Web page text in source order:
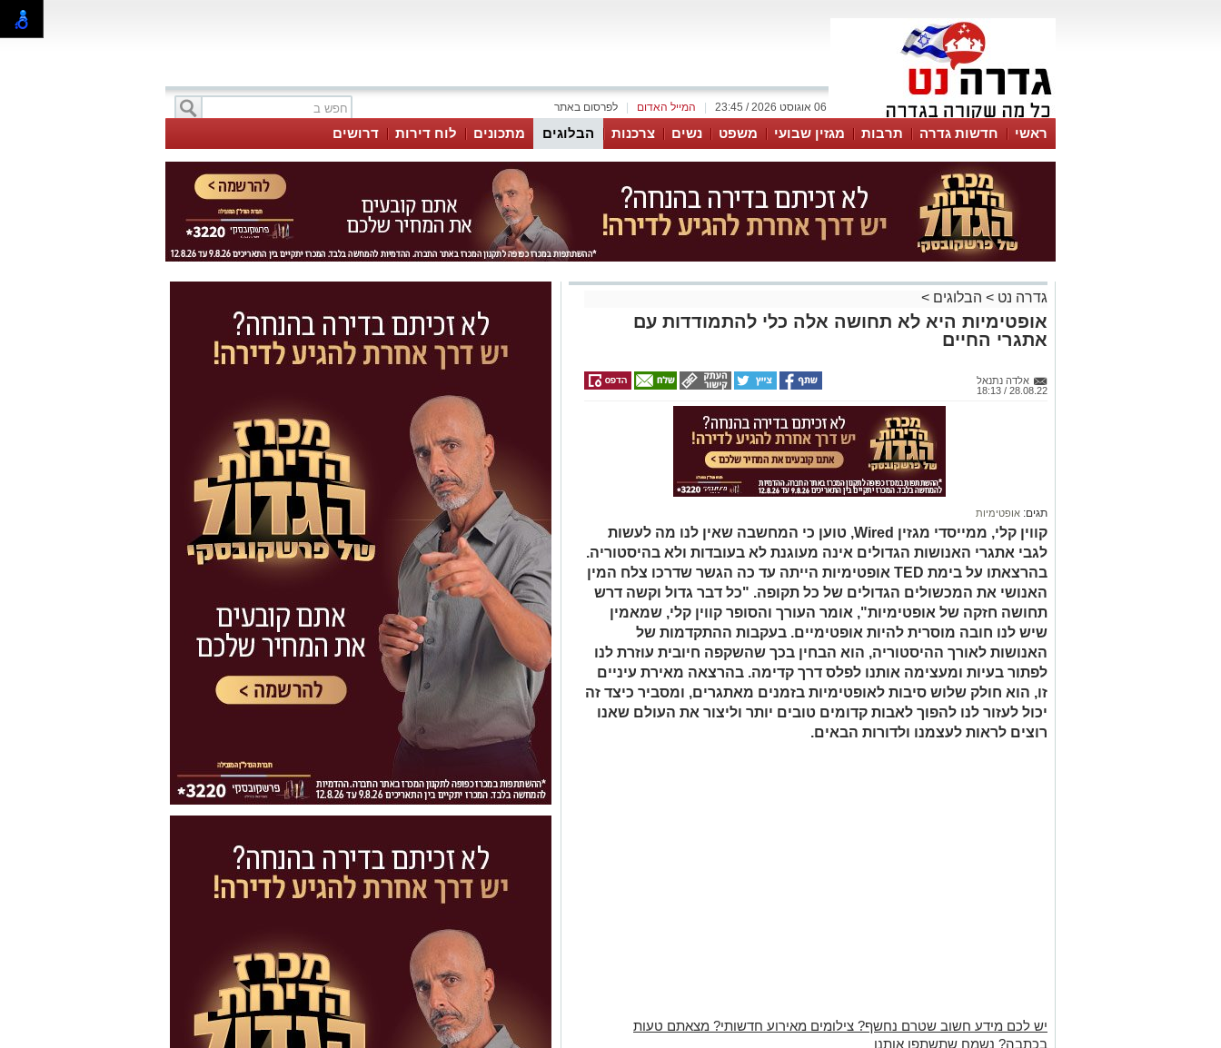
לפרסום באתר המייל האדום 06 אוגוסט 2026 / 23:45
ראשי חדשות גדרה תרבות מגזין שבועי משפט נשים צרכנות הבלוגים מתכונים לוח דירות דרושים
גדרה נט > הבלוגים >
אופטימיות היא לא תחושה אלה כלי להתמודדות עם
אתגרי החיים
אלדה נתנאל
28.08.22 / 18:13
תגים: אופטימיות
קווין קלי, ממייסדי מגזין Wired, טוען כי המחשבה שאין לנו מה לעשות
לגבי אתגרי האנושות הגדולים אינה מעוגנת לא בעובדות ולא בהיסטוריה.
בהרצאתו על בימת TED אופטימיות הייתה עד כה הגשר שדרכו צלח המין
האנושי את המכשולים הגדולים של כל תקופה. "כל דבר גדול וקשה דרש
תחושה חזקה של אופטימיות", אומר העורך והסופר קווין קלי, שמאמין
שיש לנו חובה מוסרית להיות אופטימיים. בעקבות ההתקדמות של
האנושות לאורך ההיסטוריה, הוא הבחין בכך שהשקפה חיובית עוזרת לנו
לפתור בעיות ומעצימה אותנו לפלס דרך קדימה. בהרצאה מאירת עיניים
זו, הוא חולק שלוש סיבות לאופטימיות בזמנים מאתגרים, ומסביר כיצד זה
יכול לעזור לנו להפוך לאבות קדומים טובים יותר וליצור את העולם שאנו
רוצים לראות לעצמנו ולדורות הבאים.
יש לכם מידע חשוב שטרם נחשף? צילומים מאירוע חדשותי? מצאתם טעות
בכתבה? נשמח שתשתפו אותנו